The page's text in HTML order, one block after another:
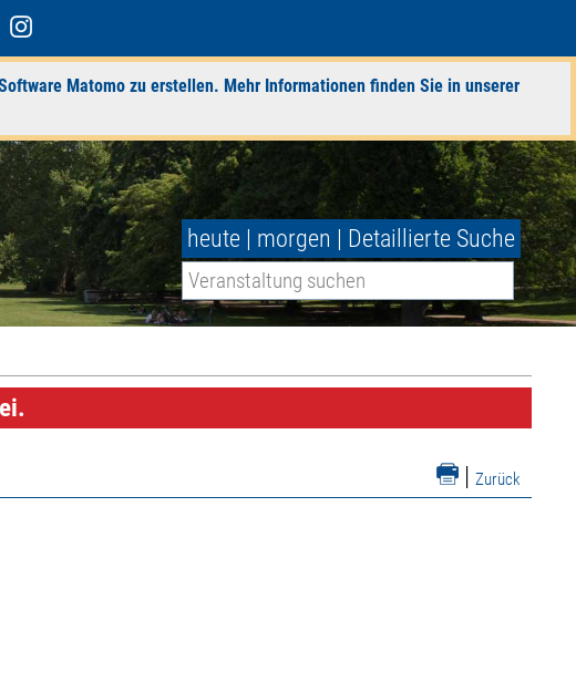
Matomo zu erstellen. Mehr Informationen finden Sie in unserer
heute | morgen | Detaillierte Suche
| Zurück